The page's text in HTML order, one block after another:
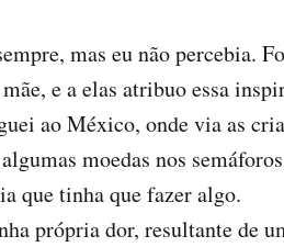
mas eu não percebia.
e a elas atribuo essa
ao México, onde via as
moedas nos
que tinha que fazer algo.
própria dor, resultante de